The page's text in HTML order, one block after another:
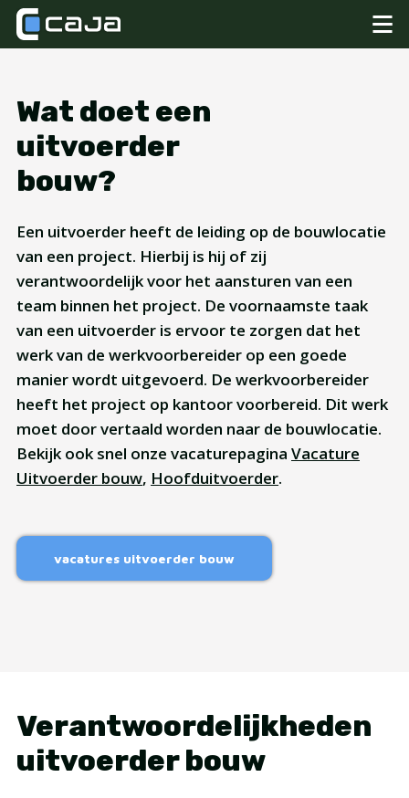
Wat doet een
uitvoerder
bouw?
Een uitvoerder heeft de leiding op de bouwlocatie
van een project. Hierbij is hij of zij
verantwoordelijk voor het aansturen van een
team binnen het project. De voornaamste taak
van een uitvoerder is ervoor te zorgen dat het
werk van de werkvoorbereider op een goede
manier wordt uitgevoerd. De werkvoorbereider
heeft het project op kantoor voorbereid. Dit werk
moet door vertaald worden naar de bouwlocatie.
Bekijk ook snel onze vacaturepagina Vacature
Uitvoerder bouw, Hoofduitvoerder.
vacatures uitvoerder bouw
Verantwoordelijkheden
uitvoerder bouw